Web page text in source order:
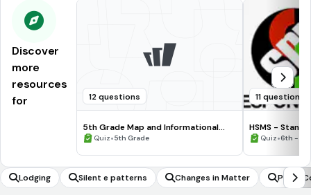
Discover
more
resources
for
12 questions
5th Grade Map and Informational
Processing Skills
Quiz•5th Grade
11 questions
HSMS -
Quiz•6th -
Lodging Silent e patterns Changes in Matter Post-